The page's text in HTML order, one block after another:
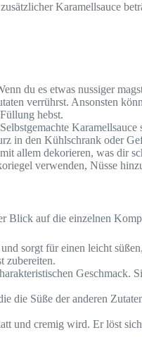
Karamellsauce
du es etwas nussiger
verrührst. Ansonsten
hebst.
in den Kühlschrank oder
allem dekorieren, was dir
verwenden, Nüsse
Blick auf die einzelnen
sorgt für einen leicht
zubereiten.
Geschmack.
Süße der anderen
und cremig wird. Er löst